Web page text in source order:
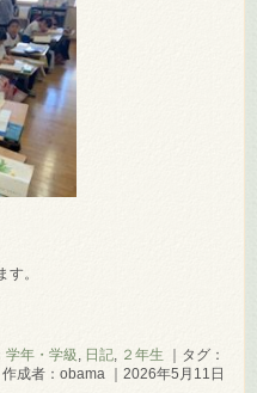
。
学年・学級 , 日記, ２年生 ｜タグ：
作成者：obama ｜2026年5月11日